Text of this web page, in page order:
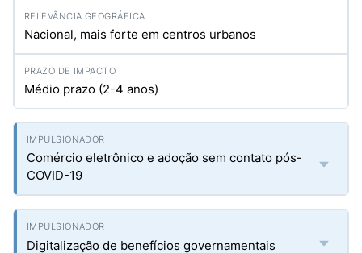
Nacional, mais forte em centros urbanos
Médio prazo (2-4 anos)
Comércio eletrônico e adoção sem contato pós-
COVID-19
Digitalização de benefícios governamentais